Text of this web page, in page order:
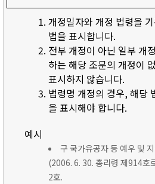
개정일자와 개정 법령을
법을 표시합니다.
전부 개정이 아닌 일부 개
하는 해당 조문의 개정이
표시하지 않습니다.
법령명 개정의 경우, 해당
을 표시해야 합니다.
예시
구 국가유공자 등 예우 및
(2006. 6. 30. 총리령 제914호
2호.